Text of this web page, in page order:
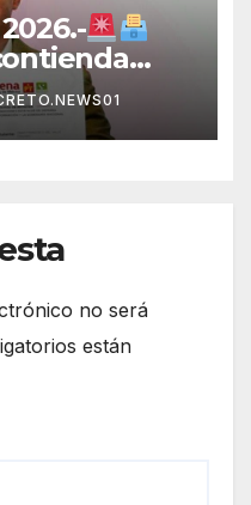
Del Valle
a la
no será
están